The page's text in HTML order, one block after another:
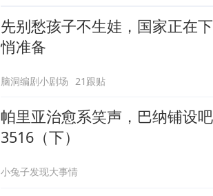
先别愁孩子不生娃，国家正在
悄准备
脑洞编剧小剧场 21跟贴
帕里亚治愈系笑声，巴纳铺设
3516（下）
小兔子发现大事情